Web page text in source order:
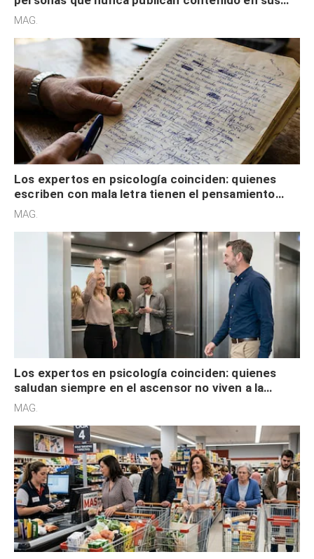
redes sociales no pretenden buscar validación
MAG.
Los expertos en psicología coinciden: quienes
escriben con mala letra tienen el pensamiento
acelerado y no lo hacen por desinterés
MAG.
Los expertos en psicología coinciden: quienes
saludan siempre en el ascensor no viven a la
defensiva y tienen apertura social
MAG.